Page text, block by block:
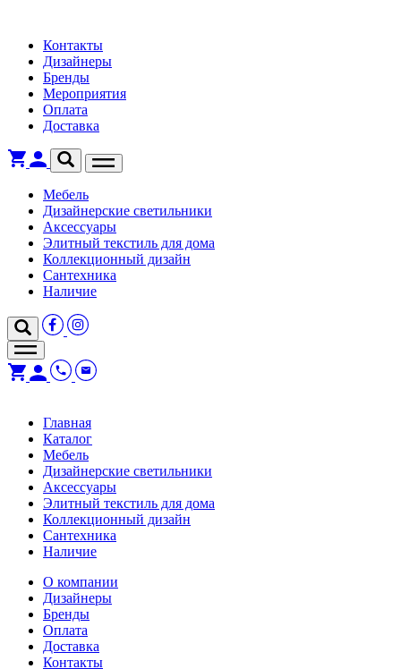
Контакты
Дизайнеры
Бренды
Мероприятия
Оплата
Доставка
Мебель
Дизайнерские светильники
Аксессуары
Элитный текстиль для дома
Коллекционный дизайн
Сантехника
Наличие
Главная
Каталог
Мебель
Дизайнерские светильники
Аксессуары
Элитный текстиль для дома
Коллекционный дизайн
Сантехника
Наличие
О компании
Дизайнеры
Бренды
Оплата
Доставка
Контакты